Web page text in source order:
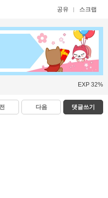
공유 스크랩
EXP 32%
다음 댓글쓰기